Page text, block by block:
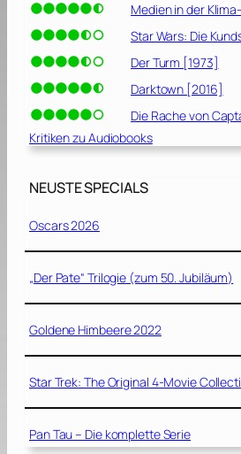
Medien in der
Star Wars: Die
Der Turm [1973]
Darktown [2016]
Die Rache von
Kritiken zu Audiobooks
NEUSTE SPECIALS
Oscars 2026
„Der Pate“ Trilogie (zum 50. Jubiläum)
Goldene Himbeere 2022
Star Trek: The Original 4-Movie
Pan Tau – Die komplette Serie